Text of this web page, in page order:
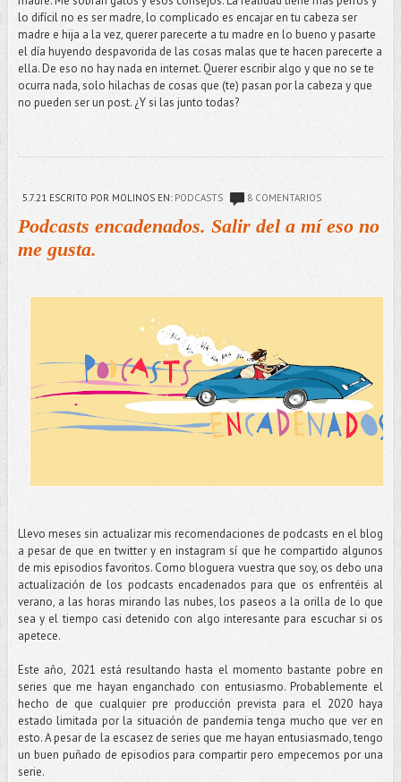
lo difícil no es ser madre, lo complicado es encajar en tu cabeza ser
madre e hija a la vez, querer parecerte a tu madre en lo bueno y pasarte
el día huyendo despavorida de las cosas malas que te hacen parecerte a
ella. De eso no hay nada en internet. Querer escribir algo y que no se te
ocurra nada, solo hilachas de cosas que (te) pasan por la cabeza y que
no pueden ser un post. ¿Y si las junto todas?
5.7.21ESCRITO POR MOLINOS EN: PODCASTS 8 COMENTARIOS
Podcasts encadenados. Salir del a mí eso no
me gusta.
Llevo meses sin actualizar mis recomendaciones de podcasts en el blog
a pesar de que en twitter y en instagram sí que he compartido algunos
de mis episodios favoritos. Como bloguera vuestra que soy, os debo una
actualización de los podcasts encadenados para que os enfrentéis al
verano, a las horas mirando las nubes, los paseos a la orilla de lo que
sea y el tiempo casi detenido con algo interesante para escuchar si os
apetece.
Este año, 2021 está resultando hasta el momento bastante pobre en
series que me hayan enganchado con entusiasmo. Probablemente el
hecho de que cualquier pre producción prevista para el 2020 haya
estado limitada por la situación de pandemia tenga mucho que ver en
esto. A pesar de la escasez de series que me hayan entusiasmado, tengo
un buen puñado de episodios para compartir pero empecemos por una
serie.